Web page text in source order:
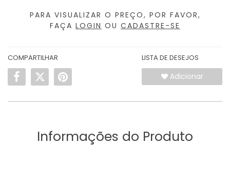
PARA VISUALIZAR O PREÇO, POR FAVOR,
FAÇA LOGIN OU CADASTRE-SE
COMPARTILHAR LISTA DE DESEJOS
Adicionar
Informações do Produto